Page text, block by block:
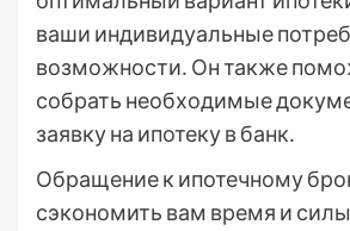
ваши индивидуальные
возможности․ Он также
собрать необходимые
заявку на ипотеку в банк․
Обращение к ипотечному
сэкономить вам время и